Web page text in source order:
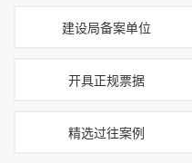
建设局备案单位
开具正规票据
精选过往案例